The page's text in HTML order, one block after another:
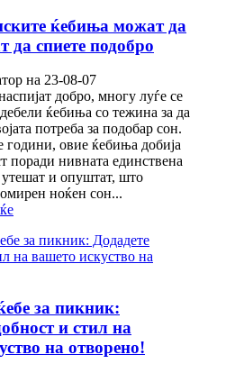
ќебиња можат да
да спиете подобро
на 23-08-07
добро, многу луѓе се
ќебиња со тежина за да
потреба за подобар сон.
години, овие ќебиња добија
поради нивната единствена
утешат и опуштат, што
ноќен сон...
за пикник:
и стил на
на отворено!